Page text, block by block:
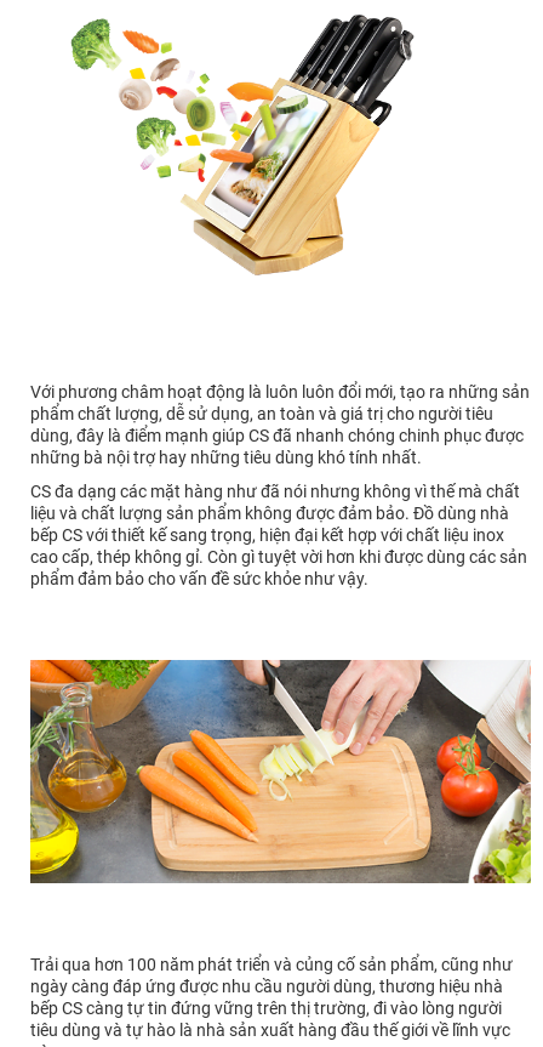
Với phương châm hoạt động là luôn luôn đổi mới, tạo ra những sản
phẩm chất lượng, dễ sử dụng, an toàn và giá trị cho người tiêu
dùng, đây là điểm mạnh giúp CS đã nhanh chóng chinh phục được
những bà nội trợ hay những tiêu dùng khó tính nhất.
CS đa dạng các mặt hàng như đã nói nhưng không vì thế mà chất
liệu và chất lượng sản phẩm không được đảm bảo. Đồ dùng nhà
bếp CS với thiết kế sang trọng, hiện đại kết hợp với chất liệu inox
cao cấp, thép không gỉ. Còn gì tuyệt vời hơn khi được dùng các sản
phẩm đảm bảo cho vấn đề sức khỏe như vậy.
Trải qua hơn 100 năm phát triển và củng cố sản phẩm, cũng như
ngày càng đáp ứng được nhu cầu người dùng, thương hiệu nhà
bếp CS càng tự tin đứng vững trên thị trường, đi vào lòng người
tiêu dùng và tự hào là nhà sản xuất hàng đầu thế giới về lĩnh vực